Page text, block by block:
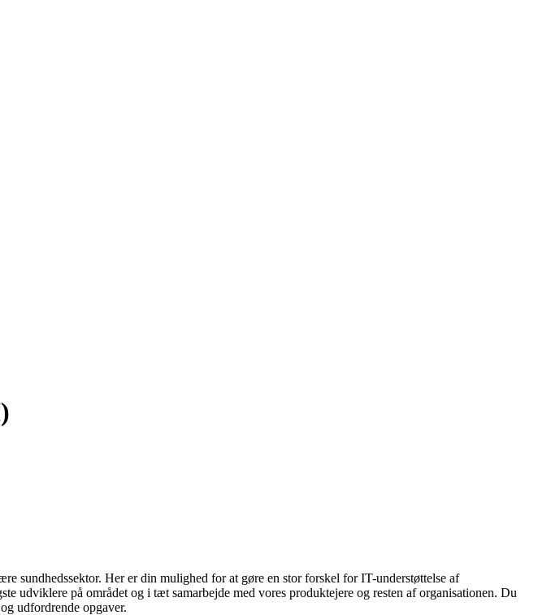
sundhedssektor. Her er din mulighed for at gøre en stor forskel for IT-understøttelse af
udviklere på området og i tæt samarbejde med vores produktejere og resten af organisationen. Du
udfordrende opgaver.